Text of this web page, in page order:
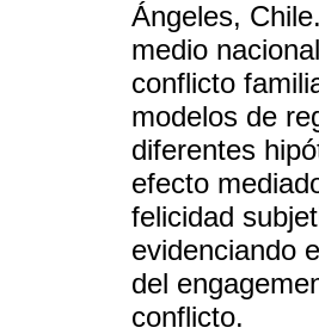
Ángeles,
medio
conflicto
modelos de
diferentes
efecto
felicidad
evidenciando
del
conflicto.